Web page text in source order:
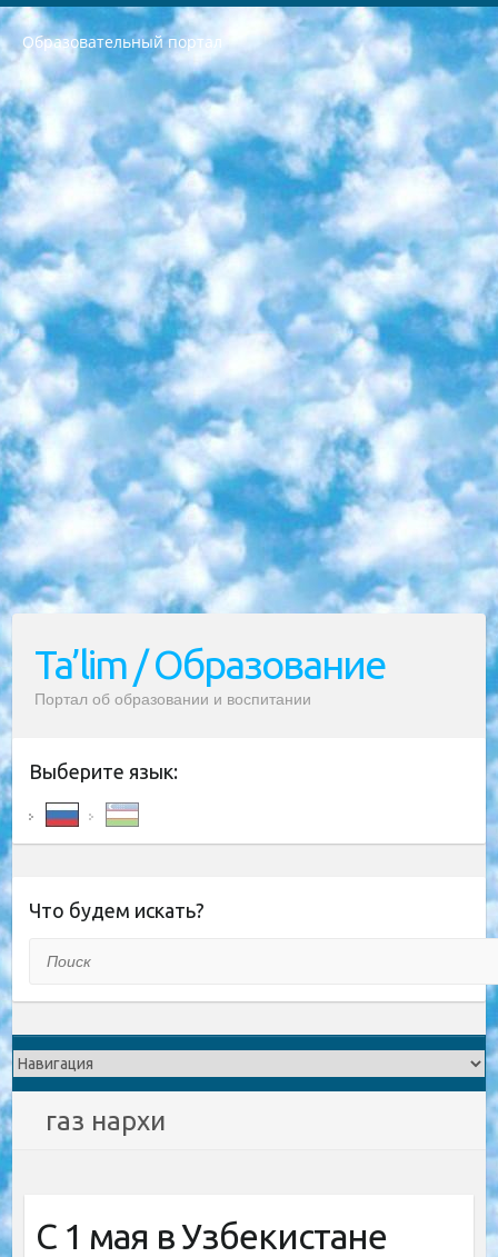
Образовательный портал
РЕСПУБЛИКА УЗБЕКИСТАН МИНИСТРЕРСТВО ДОШКОЛЬНОГО И ШКОЛЬНОГО ОБРАЗОВАНИЯ КОМАНДА в общеобразовательных учреждениях в 2023-2024 учебном году организация и проведение итоговой государственной аттестации обучающихся о Министра дошкольного и школьного образования Республики Узбекистан от 4 марта 2008 года (постановлением Минюста от 20 марта 2008 года № 1778 государственной регистрации) «Итоговое состояние учащихся общего среднего образования на основании положения об утверждении положения об аттестации общего среднего образования выпускной экзамен студентов в образовательных учреждениях в 2023-2024 учебном году В целях организации и прохождения аттестации приказываю: 1. Следующее: перечень предметов, по которым будет проводиться итоговая государственная аттестация и экзамен формы перевода согласно приложению 1; сертификаты международного образца, оценивающие уровень владения иностранными языками перечень согласно приложению 2; 2. Педагогический при специализированных образовательных учреждениях. научно-практический центр квалификации и международной оценки (Д.Давидова) 2024 г. До 25 марта: задания по предметам, по которым будет проводиться итоговая аттестация разработка и утверждение технических условий; итоговая аттестация на основании разработанного предметного задания разработка вопросов по предметам (устно и письменно), экзамен передача; общеобразовательные средние школы и специальные учебные заведения учащиеся выпускных классов школ и интернатов в агентской системе подготовка базы данных экзаменационных материалов и критериев оценки; перевод базы экзаменационных материалов на все языки обучения подать в Республиканский образовательный центр для изготовления; варианты экзаменов на основе разработанных контрольных материалов пусть будут поставлены задачи формирования. 3. Республиканский образовательный центр (Ш.Худайкулов) до 5 апреля 2024 года. до: база данных предоставленных экзаменационных материалов на все языки обучения перевод и экспертиза; для слепых, слабовидящих, глухих, слабослышащих и умственно отсталых детей учащиеся выпускных классов специализированных школ и школ-интернатов база данных экзаменационных материалов на всех преподаваемых языках подготовка критериев оценки; специализированные школы для умственно отсталых детей и технологии для учащихся выпускных классов школ-интернатов разработка соответствующих рекомендаций и критериев проведения ЕГЭ по естествознанию давать задания. 4. Педагогический при специализированных образовательных учреждениях. Научно-практический центр навыков и международной оценки (Д.Давидова), Республика образовательный центр (Худайкулов Ш.) итоговый государственный аттестационный экзамен ориентирован на творческое и логическое мышление при подготовке базы материалов учитывать введение заданий. 5. Следует отметить, что: сертификат государственного образца о знании общеобразовательного предмета и как минимум национальный уровень B1 по предметам на иностранных языках, указанным в Приложении 2. или международно признанный сертификат эквивалентного уровня студенты, изучающие определенный предмет, освобождаются от экзамена; по соответствующим предметам запланирована итоговая государственная аттестация за день до дня, путем жеребьевки Рабочей группой (в письменной форме по предметам, проводимым в форме) из числа сформированных вариантов выбрано 2 варианта; 2 выбранных варианта экзамена анонсированы на официальном сайте министерства и все выпускники по всей стране на основе этих вариантов проводит итоговую государственную аттестацию. 6. Государственное образование учащихся средних общеобразовательных учреждений. знания в соответствии с квалификационными требованиями, которые необходимо приобрести на основании стандартов итоговый (выпускной) контроль для 9 и 11 классов в целях тестирования Экзамены (далее – экзамены) состоят из предметов, перечисленных в приложении 1. будет сделано. 7. Экзамены пройдут с 26 мая по 15 июня 2024 г. (кроме науки физического воспитания). 8. Физическая для учащихся 9 классов общесредних образовательных учреждений. Экзамены по предмету «Образование, квалификация медицина» 1-6 мая 2024 года. сотрудники перевести под присмотр (с отклонениями в физическом или умственном развитии) специализированная школа для детей, школы-интернаты и со сколиозом школы-интернаты санаторного типа для больных детей исключены). 9. Он был слепым, слабовидящим и имел нарушения опорно-двигательного аппарата. экзамены в специализированных школах и интернатах для детей должны проводиться исходя из требований, предъявляемых к общеобразовательным учреждениям (физкультура кроме науки). 10. Специализированная школа для глухих и слабослышащих детей. и экзамены в интернатах и быть реализован в виде письменного теста по математике. 11. Специальность для умственно отсталых детей. Для 9 класса Родной язык и литературное письмо Государственный язык (язык обучения – узбекский). для неклассов) написано Математическое письмо Письменная/устная история Узбекистана Физическое воспитание практично Итоговый контроль Для 11 класса Написание родного языка и литературы (эссе) Математическое письмо Узбекский язык (обучение на узбекском языке) не посещающее общее среднее образование для учреждений)/Образовательное учреждение выбор письменный и устный Иностранный язык письменный/устный Письменная/устная история Узбекистана *По выбору студента:  Химия  Физика  Основы государственного права  География 10 бесплатных образовательных ресурсов - Мы составили подборку онлайн-проектов с интерактивными упражнениями, видеолекциями и статьями. Они помогут вам обрести новые и освежить старые знания бесплатно. 1. «ИНТУИТ» Старейшая образовательная площадка Рунета. Здесь вы найдёте сотни текстовых и видеокурсов на десятки различных тем — от программирования до психологии. Многие курсы подготовлены российскими университетами и крупными международными компаниями вроде Intel и Microsoft. Самостоятельное обучение бесплатное, но желающие могут оплатить услуги персональных наставников. 2. «Смартия» знакомит с актуальными профессиями и подсказывает, как им обучаться. Выбрав заинтересовавшую вас специальность — SMM-специалист, фотограф, веб-дизайнер или другую, — увидите список необходимых для неё умений. Чтобы вы могли освоить их самостоятельно, для каждого умения площадка отображает подборку ссылок на учебные материалы. Хотя «Смартия» ориентируется на русскоязычную аудиторию, часть контента всё же доступна только на английском. 3. «Лекторий Физтеха» Проект Московского физико-технического института (Физтеха). С его помощью вы можете смотреть онлайн серии лекций, записанные на видео в этом вузе. В числе доступных предметов — физика, биология, химия, информационные технологии и другие. К некоторым лекциям администрация ресурса прилагает готовые конспекты, которые можно скачивать в PDF-формате. 4. ITMOcourses Онлайн-площадка Санкт-Петербургского национального исследовательского университета информационных технологий, механики и оптики (ИТМО). Ресурс предоставляет свободный доступ к курсам, разработанным в этом вузе. Каталог материалов разбит на четыре категории: «Оптические системы и технологии», «Приборостроение и робототехника», «Информационные технологии» и «Биотехнологии». Курсы состоят из видеолекций, интерактивных демонстраций и заданий. 5. «КиберЛенинка» Электронная научная библиотека открытого доступа. Каталог площадки регулярно обрастает текстами статей из различных научных изданий. Сгруппированные по журналам и рубрикам публикации можно читать онлайн или скачивать целиком в PDF-формате. Проект нацелен на популяризацию науки за счёт открытого доступа к качественной информации. 6. «ПостНаука» На этом ресурсе публикуют подборки видеолекций, составленные экспертами из разных отраслей и объединённые общими темами. Среди них, к примеру, есть серии «Биоинформатика и геномика», «Культура средневековой Скандинавии» и Cinema Studies о теории кино. Каждая подборка лекций — логически связанная история, рассказанная экспертом от первого лица. Кроме того, на сайте появляются научно-образовательные статьи и тесты на разные темы. 7. «Newочём» Команда проекта «Newочём» отбирает самые интересные тексты из англоязычных СМИ и переводит те из них, за которые голосуют участники сообщества «ВКонтакте». По большей части это научно-популярные статьи. Редакторы придумывают лишь заголовки, в остальном содержание переводов соответствует оригиналам. Полные тексты можно читать прямо в социальной сети. 8. InternetUrok Онлайн-база материалов по основным дисциплинам школьной программы. Информация на сайте структурирована по классам, предметам и темам (урокам). Каждый урок состоит из видеолекций и конспектов. Есть также интерактивные тренажёры и тесты для закрепления пройденного материала. Даже если вы давно окончили школу, возможность повторить программу старших классов всегда может пригодиться. 9. Edutainme Ещё один ресурс об образовании. В отличие от Newtonew, как мне кажется, Edutainme больше ориентируется на представителей индустрии: педагогов, предпринимателей, разработчиков образовательных проектов. Но и любой, кто просто стремится к саморазвитию, найдёт на сайте много полезного и интересного для себя. Например, информацию о новых курсах и образовательных сервисах. 10. Newtonew Онлайн-медиа об образовании и обучении в широком смысле. Авторы Newtonew пишут об инструментах, заведениях, тактиках и стратегиях, которые помогают учить других и получать новые знания самостоятельно. На этой площадке вы найдёте новости, обзоры, аналитические мат
Ta’lim / Образование
Портал об образовании и воспитании
Выберите язык:
Что будем искать?
газ нархи
С 1 мая в Узбекистане